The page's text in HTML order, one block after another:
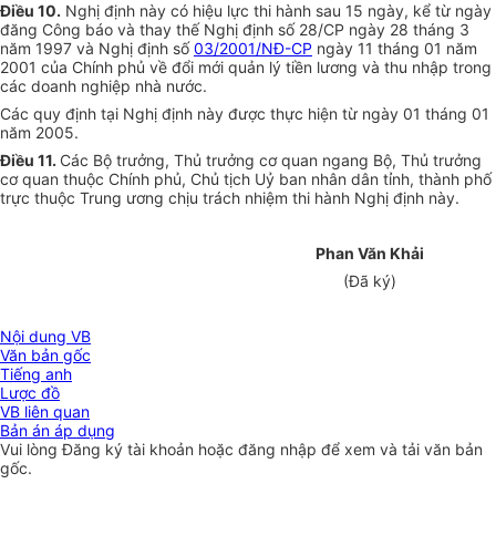
Điều 10. Nghị định này có hiệu lực thi hành sau 15 ngày, kể từ ngày
đăng Công báo và thay thế Nghị định số 28/CP ngày 28 tháng 3
năm 1997 và Nghị định số03/2001/NĐ-CP ngày 11 tháng 01 năm
2001 của Chính phủ về đổi mới quản lý tiền lương và thu nhập trong
các doanh nghiệp nhà nước.
Các quy định tại Nghị định này được thực hiện từ ngày 01 tháng 01
năm 2005.
Điều 11. Các Bộ trưởng, Thủ trưởng cơ quan ngang Bộ, Thủ trưởng
cơ quan thuộc Chính phủ, Chủ tịch Uỷ ban nhân dân tỉnh, thành phố
trực thuộc Trung ương chịu trách nhiệm thi hành Nghị định này.
Phan Văn Khải
(Đã ký)
Nội dung VB
Văn bản gốc
Tiếng anh
Lược đồ
VB liên quan
Bản án áp dụng
Vui lòngĐăng ký tài khoản hoặc đăng nhập để xem và tải văn bản
gốc.